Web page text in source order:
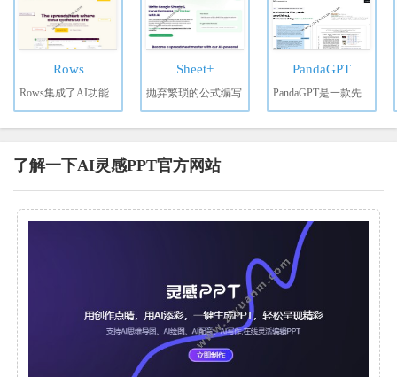
Rows
Rows集成了AI功能的在
Sheet+
抛弃繁琐的公式编写，让
PandaGPT
PandaGPT是一款先进的
了解一下AI灵感PPT官方网站